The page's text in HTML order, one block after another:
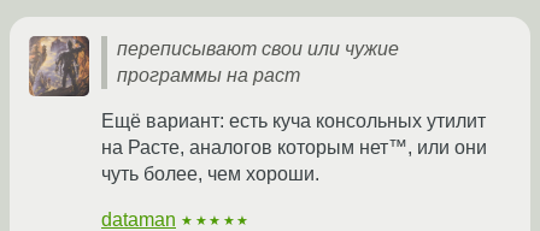
переписывают свои или чужие
программы на раст
Ещё вариант: есть куча консольных утилит
на Расте, аналогов которым нет™, или они
чуть более, чем хороши.
dataman ★★★★★